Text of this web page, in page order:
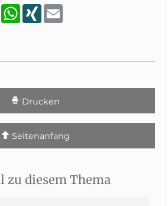
LinkedInWhatsApp
XING
Drucken
Seitenanfang
zu diesem Thema